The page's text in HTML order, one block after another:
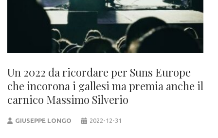
Un 2022 da ricordare per Suns Europe
che incorona i gallesi ma premia anche il
carnico Massimo Silverio
GIUSEPPE LONGO 2022-12-31